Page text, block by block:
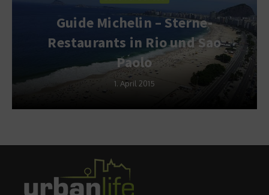
Guide Michelin – Sterne-
Restaurants in Rio und Sao
Paolo
1. April 2015